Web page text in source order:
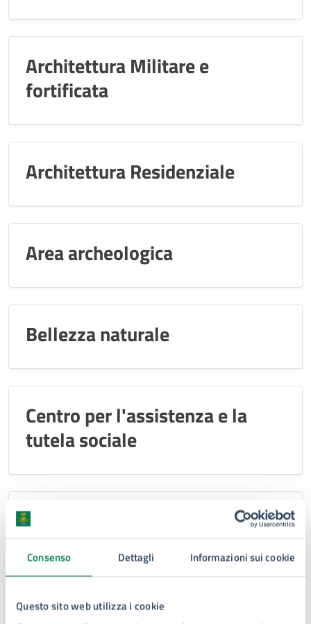
Consenso Dettagli Informazioni sui cookie
Questo sito web utilizza i cookie
Architettura Militare e
fortificata
Architettura Residenziale
Area archeologica
Bellezza naturale
Centro per l'assistenza e la
tutela sociale
Centro per la cultura
Edificio di culto